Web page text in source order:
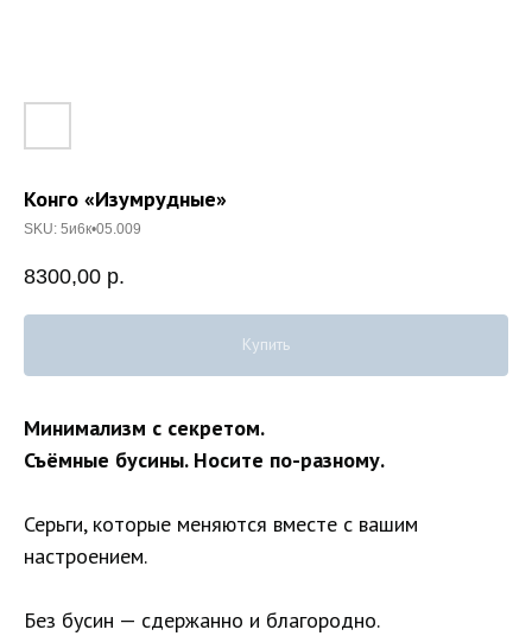
Конго «Изумрудные»
SKU: 5и6к•05.009
8300,00 р.
Купить
Минимализм с секретом.
Съёмные бусины. Носите по-разному.
Серьги, которые меняются вместе с вашим
настроением.
Без бусин — сдержанно и благородно.